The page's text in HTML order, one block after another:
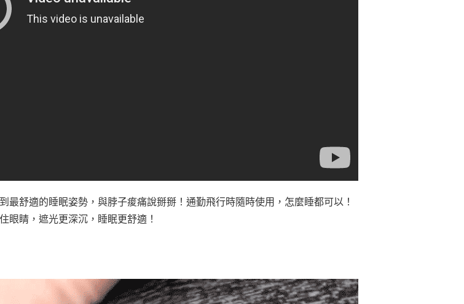
舒適的睡眠姿勢，與脖子痠痛說掰掰！通勤飛行時隨時使用，怎麼睡都可以！
眼睛，遮光更深沉，睡眠更舒適！